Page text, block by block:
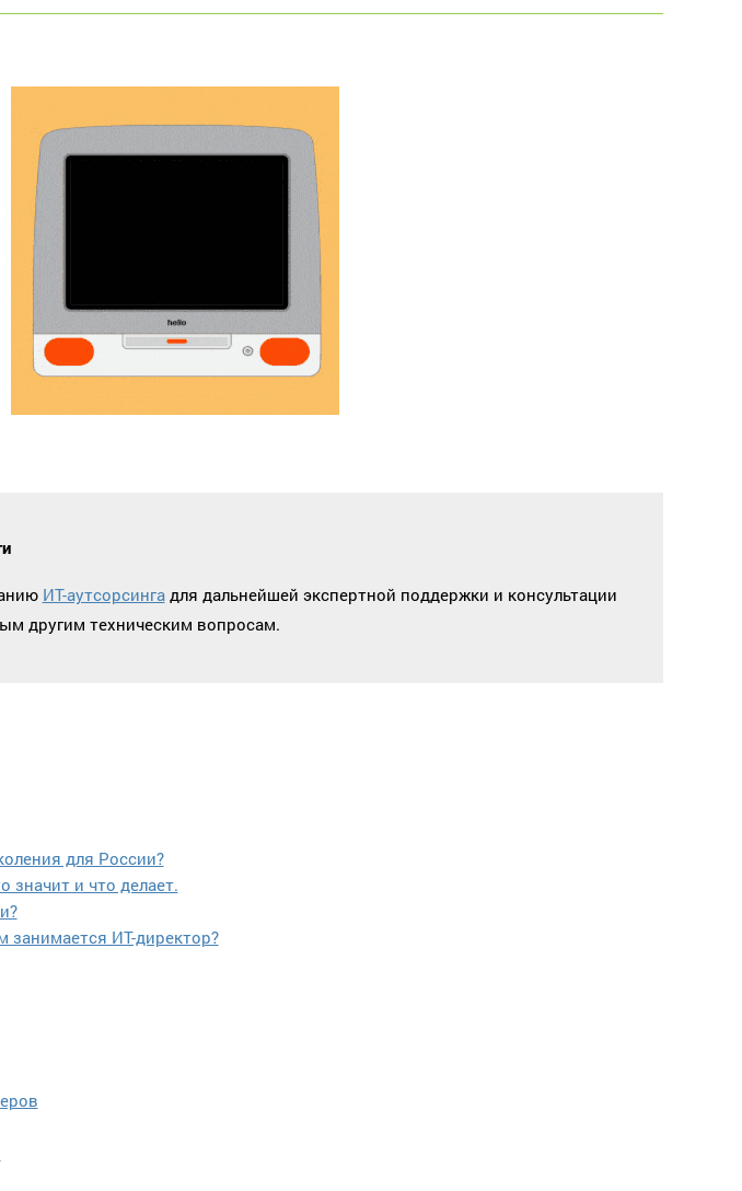
ИТ-аутсорсингадля дальнейшей экспертной поддержки и консультации
другим техническим вопросам.
для России?
значит и что делает.
занимается ИТ-директор?